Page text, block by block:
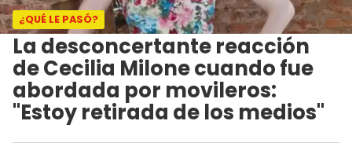
¿QUÉ LE PASÓ?
La desconcertante reacción
de Cecilia Milone cuando fue
abordada por movileros:
"Estoy retirada de los medios"